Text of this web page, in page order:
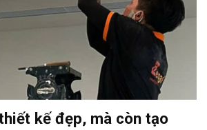
kế đẹp, mà còn tạo